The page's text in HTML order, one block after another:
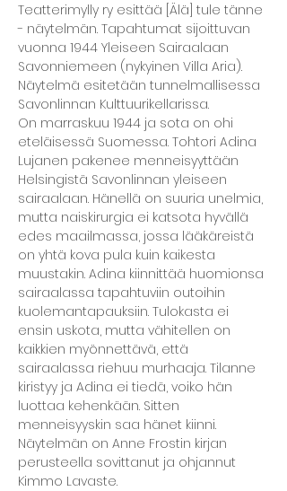
Teatterimylly ry esittää [Älä] tule tänne
- näytelmän. Tapahtumat sijoittuvan
vuonna 1944 Yleiseen Sairaalaan
Savonniemeen (nykyinen Villa Aria).
Näytelmä esitetään tunnelmallisessa
Savonlinnan Kulttuurikellarissa.
On marraskuu 1944 ja sota on ohi
eteläisessä Suomessa. Tohtori Adina
Lujanen pakenee menneisyyttään
Helsingistä Savonlinnan yleiseen
sairaalaan. Hänellä on suuria unelmia,
mutta naiskirurgia ei katsota hyvällä
edes maailmassa, jossa lääkäreistä
on yhtä kova pula kuin kaikesta
muustakin. Adina kiinnittää huomionsa
sairaalassa tapahtuviin outoihin
kuolemantapauksiin. Tulokasta ei
ensin uskota, mutta vähitellen on
kaikkien myönnettävä, että
sairaalassa riehuu murhaaja. Tilanne
kiristyy ja Adina ei tiedä, voiko hän
luottaa kehenkään. Sitten
menneisyyskin saa hänet kiinni.
Näytelmän on Anne Frostin kirjan
perusteella sovittanut ja ohjannut
Kimmo Lavaste.